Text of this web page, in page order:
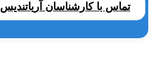
تماس با کارشناسان آریاتندیس